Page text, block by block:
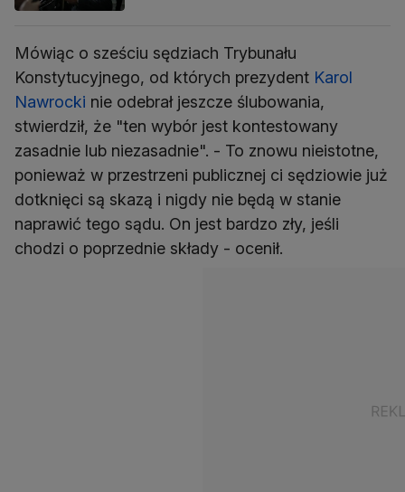
Mówiąc o sześciu sędziach Trybunału
Konstytucyjnego, od których prezydent Karol
Nawrocki nie odebrał jeszcze ślubowania,
stwierdził, że "ten wybór jest kontestowany
zasadnie lub niezasadnie". - To znowu nieistotne,
ponieważ w przestrzeni publicznej ci sędziowie już
dotknięci są skazą i nigdy nie będą w stanie
naprawić tego sądu. On jest bardzo zły, jeśli
chodzi o poprzednie składy - ocenił.